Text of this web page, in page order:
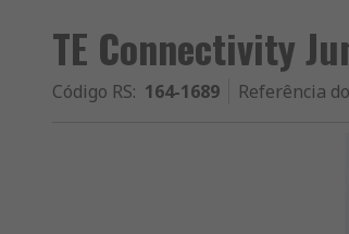
TE Connectivity
Código RS: 164-1689 Referência